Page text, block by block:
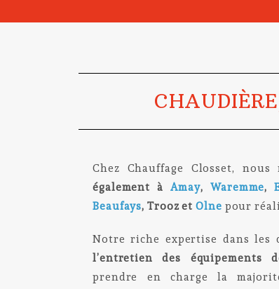
Chez Chauffage Closset,
également àAmay,Waremme,
Beaufays, Trooz et Olne pour
Notre riche expertise dans les
l’entretien des équipements
prendre en charge la